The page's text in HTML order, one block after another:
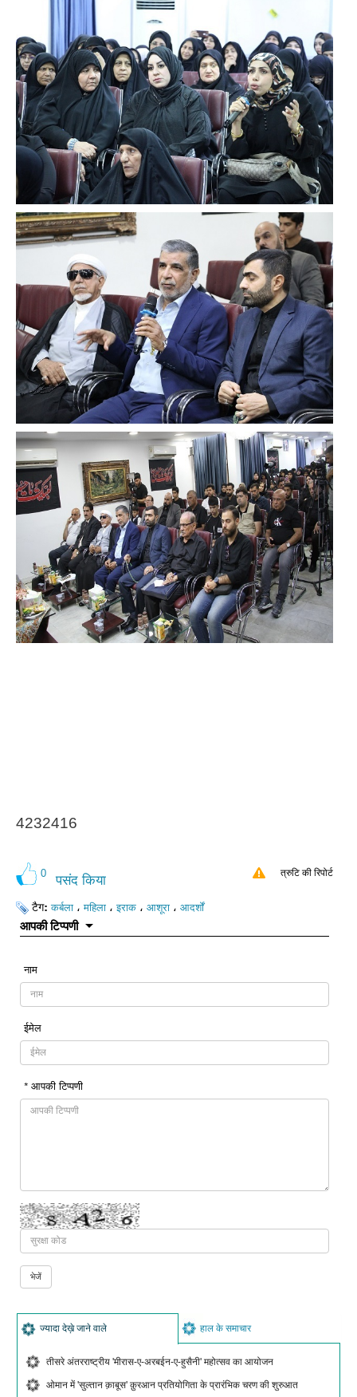
4232416
0 पसंद किया त्रुटि की रिपोर्ट
टैग:कर्बला ،महिला ،इराक ، आशूरा ، आदर्शों
आपकी टिप्पणी
नाम
ईमेल
* आपकी टिप्पणी
ज्यादा देख़े जाने वाले हाल के समाचार
तीसरे अंतरराष्ट्रीय 'मीरास-ए-अरबईन-ए-हुसैनी' महोत्सव का आयोजन
ओमान में 'सुल्तान क़ाबूस' क़ुरआन प्रतियोगिता के प्रारंभिक चरण की शुरुआत